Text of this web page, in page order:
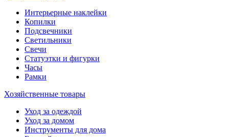
Интерьерные наклейки
Копилки
Подсвечники
Светильники
Свечи
Статуэтки и фигурки
Часы
Рамки
Хозяйственные товары
Уход за одеждой
Уход за домом
Инструменты для дома